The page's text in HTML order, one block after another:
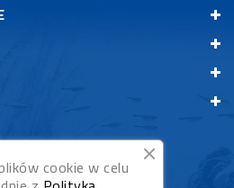
cookie w celu